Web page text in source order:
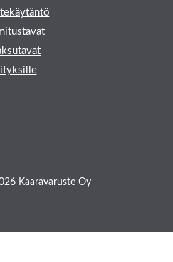
Kaaravaruste Oy